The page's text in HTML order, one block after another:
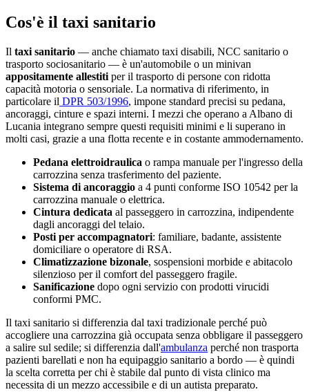
Cos'è il taxi sanitario
Il taxi sanitario — anche chiamato taxi disabili, NCC sanitario o
trasporto sociosanitario — è un'automobile o un minivan
appositamente allestiti per il trasporto di persone con ridotta
capacità motoria o sensoriale. La normativa di riferimento, in
particolare il DPR 503/1996, impone standard precisi su pedana,
ancoraggi, cinture e spazi interni. I mezzi che operano a Albano di
Lucania integrano sempre questi requisiti minimi e li superano in
molti casi, grazie a una flotta recente e in costante ammodernamento.
Pedana elettroidraulica o rampa manuale per l'ingresso della
carrozzina senza trasferimento del paziente.
Sistema di ancoraggio a 4 punti conforme ISO 10542 per la
carrozzina manuale o elettrica.
Cintura dedicata al passeggero in carrozzina, indipendente
dagli ancoraggi del telaio.
Posti per accompagnatori: familiare, badante, assistente
domiciliare o operatore di RSA.
Climatizzazione bizonale, sospensioni morbide e abitacolo
silenzioso per il comfort del passeggero fragile.
Sanificazione dopo ogni servizio con prodotti virucidi
conformi PMC.
Il taxi sanitario si differenzia dal taxi tradizionale perché può
accogliere una carrozzina già occupata senza obbligare il passeggero
a salire sul sedile; si differenzia dall'ambulanza perché non trasporta
pazienti barellati e non ha equipaggio sanitario a bordo — è quindi
la scelta corretta per chi è stabile dal punto di vista clinico ma
necessita di un mezzo accessibile e di un autista preparato.